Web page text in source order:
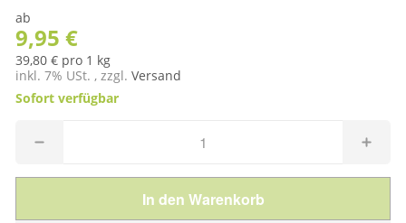
ab
9,95 €
39,80 € pro 1 kg
inkl. 7% USt. , zzgl. Versand
Sofort verfügbar
In den Warenkorb